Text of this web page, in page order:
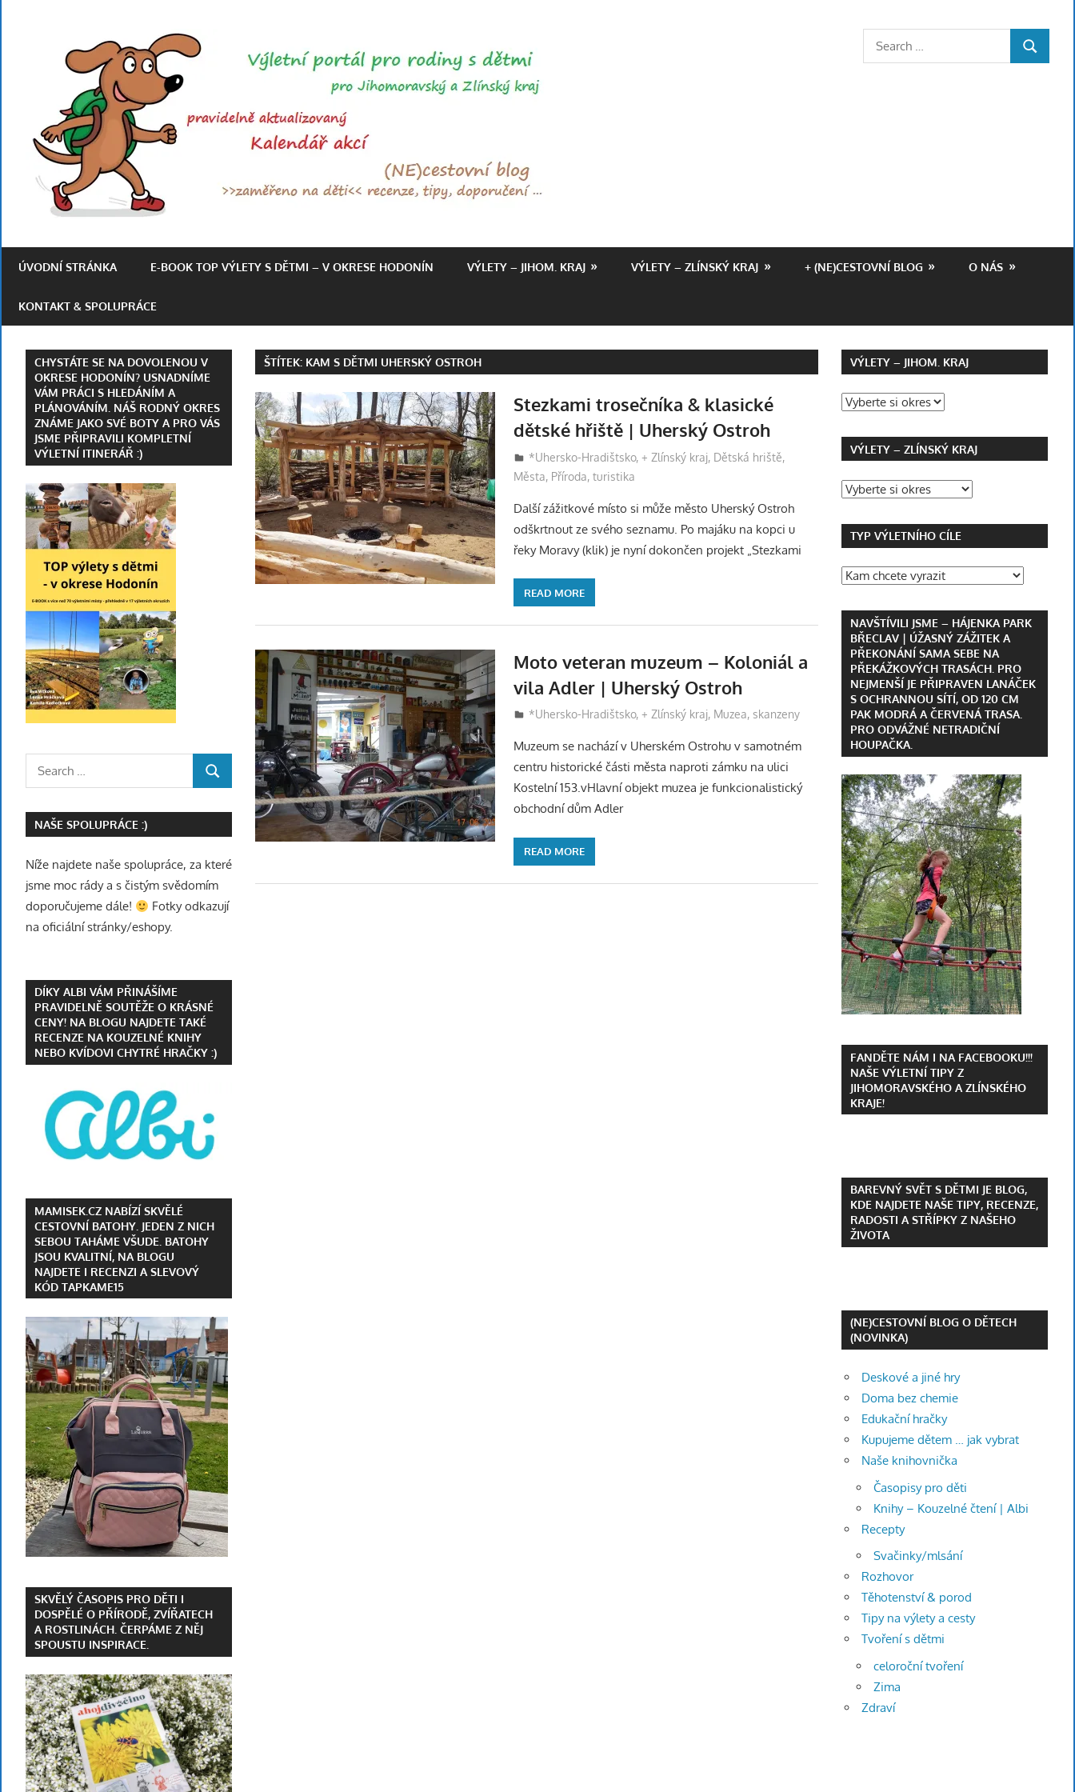
pro
po
Jihomoravském
Zlínském
kraji
|
kalendář
akcí
necestovní
blog
Search
for:
SEARCH
ÚVODNÍ STRÁNKA E-BOOK TOP VÝLETY S DĚTMI – V OKRESE HODONÍN VÝLETY – JIHOM. KRAJ VÝLETY – ZLÍNSKÝ KRAJ + (NE)CESTOVNÍ BLOG O NÁS
KONTAKT & SPOLUPRÁCE
ŠTÍTEK: KAM S DĚTMI UHERSKÝ OSTROH
Stezkami trosečníka & klasické
dětské hřiště | Uherský Ostroh
27 dubna, 2022
Eva
*Uhersko-Hradištsko, + Zlínský kraj, Dětská hriště,
Města, Příroda, turistika
Další zážitkové místo si může město Uherský Ostroh
odškrtnout ze svého seznamu. Po majáku na kopci u
řeky Moravy (klik) je nyní dokončen projekt „Stezkami
READ MORE
Moto veteran muzeum – Koloniál a
vila Adler | Uherský Ostroh
2 srpna, 2020
Eva
*Uhersko-Hradištsko, + Zlínský kraj, Muzea, skanzeny
Muzeum se nachází v Uherském Ostrohu v samotném
centru historické části města naproti zámku na ulici
Kostelní 153.vHlavní objekt muzea je funkcionalistický
obchodní dům Adler
READ MORE
CHYSTÁTE SE NA DOVOLENOU V
OKRESE HODONÍN? USNADNÍME
VÁM PRÁCI S HLEDÁNÍM A
PLÁNOVÁNÍM. NÁŠ RODNÝ OKRES
ZNÁME JAKO SVÉ BOTY A PRO VÁS
JSME PŘIPRAVILI KOMPLETNÍ
VÝLETNÍ ITINERÁŘ :)
Search
for:
SEARCH
NAŠE SPOLUPRÁCE :)
Níže najdete naše spolupráce, za které
jsme moc rády a s čistým svědomím
doporučujeme dále!
Fotky odkazují
na oficiální stránky/eshopy.
DÍKY ALBI VÁM PŘINÁŠÍME
PRAVIDELNĚ SOUTĚŽE O KRÁSNÉ
CENY! NA BLOGU NAJDETE TAKÉ
RECENZE NA KOUZELNÉ KNIHY
NEBO KVÍDOVI CHYTRÉ HRAČKY :)
MAMISEK.CZ NABÍZÍ SKVĚLÉ
CESTOVNÍ BATOHY. JEDEN Z NICH
SEBOU TAHÁME VŠUDE. BATOHY
JSOU KVALITNÍ, NA BLOGU
NAJDETE I RECENZI A SLEVOVÝ
KÓD TAPKAME15
SKVĚLÝ ČASOPIS PRO DĚTI I
DOSPĚLÉ O PŘÍRODĚ, ZVÍŘATECH
A ROSTLINÁCH. ČERPÁME Z NĚJ
SPOUSTU INSPIRACE.
VÝLETY – JIHOM. KRAJ
VÝLETY – ZLÍNSKÝ KRAJ
TYP VÝLETNÍHO CÍLE
NAVŠTÍVILI JSME – HÁJENKA PARK
BŘECLAV | ÚŽASNÝ ZÁŽITEK A
PŘEKONÁNÍ SAMA SEBE NA
PŘEKÁŽKOVÝCH TRASÁCH. PRO
NEJMENŠÍ JE PŘIPRAVEN LANÁČEK
S OCHRANNOU SÍTÍ, OD 120 CM
PAK MODRÁ A ČERVENÁ TRASA.
PRO ODVÁŽNÉ NETRADIČNÍ
HOUPAČKA.
FANDĚTE NÁM I NA FACEBOOKU!!!
NAŠE VÝLETNÍ TIPY Z
JIHOMORAVSKÉHO A ZLÍNSKÉHO
KRAJE!
BAREVNÝ SVĚT S DĚTMI JE BLOG,
KDE NAJDETE NAŠE TIPY, RECENZE,
RADOSTI A STŘÍPKY Z NAŠEHO
ŽIVOTA
(NE)CESTOVNÍ BLOG O DĚTECH
(NOVINKA)
Deskové a jiné hry
Doma bez chemie
Edukační hračky
Kupujeme dětem … jak vybrat
Naše knihovnička
Časopisy pro děti
Knihy – Kouzelné čtení | Albi
Recepty
Svačinky/mlsání
Rozhovor
Těhotenství & porod
Tipy na výlety a cesty
Tvoření s dětmi
celoroční tvoření
Zima
Zdraví